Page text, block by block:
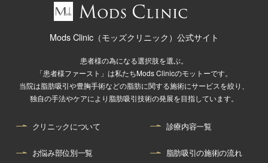
Mods Clinic（モッズクリニック）公式サイト
患者様の為になる選択肢を選ぶ。
「患者様ファースト」は私たちMods Clinicのモットーです。
当院は脂肪吸引や豊胸手術などの脂肪に関する施術にサービスを絞り、
独自の手法やケアにより脂肪吸引技術の発展を目指しています。
クリニックについて 診療内容一覧
お悩み部位別一覧 脂肪吸引の施術の流れ